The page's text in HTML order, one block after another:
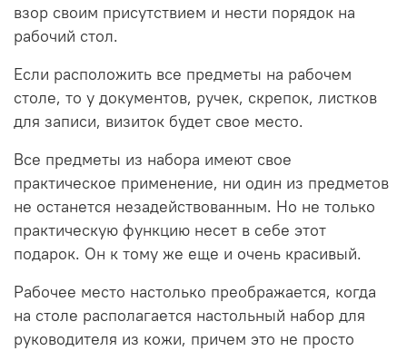
взор своим присутствием и нести порядок на
рабочий стол.
Если расположить все предметы на рабочем
столе, то у документов, ручек, скрепок, листков
для записи, визиток будет свое место.
Все предметы из набора имеют свое
практическое применение, ни один из предметов
не останется незадействованным. Но не только
практическую функцию несет в себе этот
подарок. Он к тому же еще и очень красивый.
Рабочее место настолько преображается, когда
на столе располагается настольный набор для
руководителя из кожи, причем это не просто